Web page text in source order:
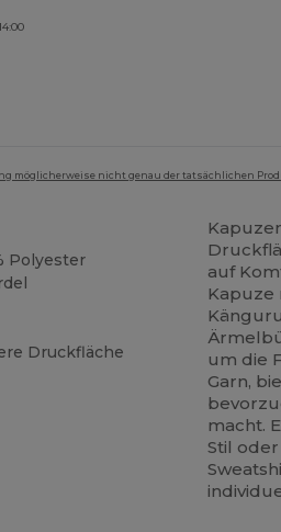
möglicherweise nicht genau der tatsächlichen
Polyester
Druckfläche
auf
Kapuze
um die
Garn,
macht.
Stil